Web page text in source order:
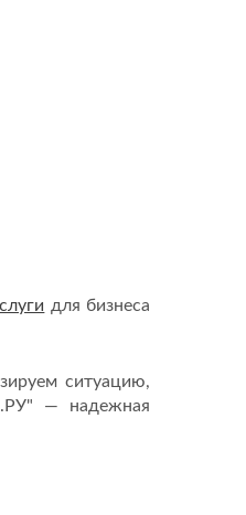
для бизнеса
ситуацию,
— надежная